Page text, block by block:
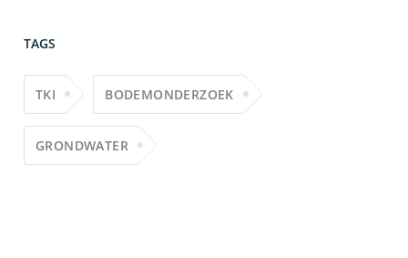
TAGS
TKI BODEMONDERZOEK
GRONDWATER